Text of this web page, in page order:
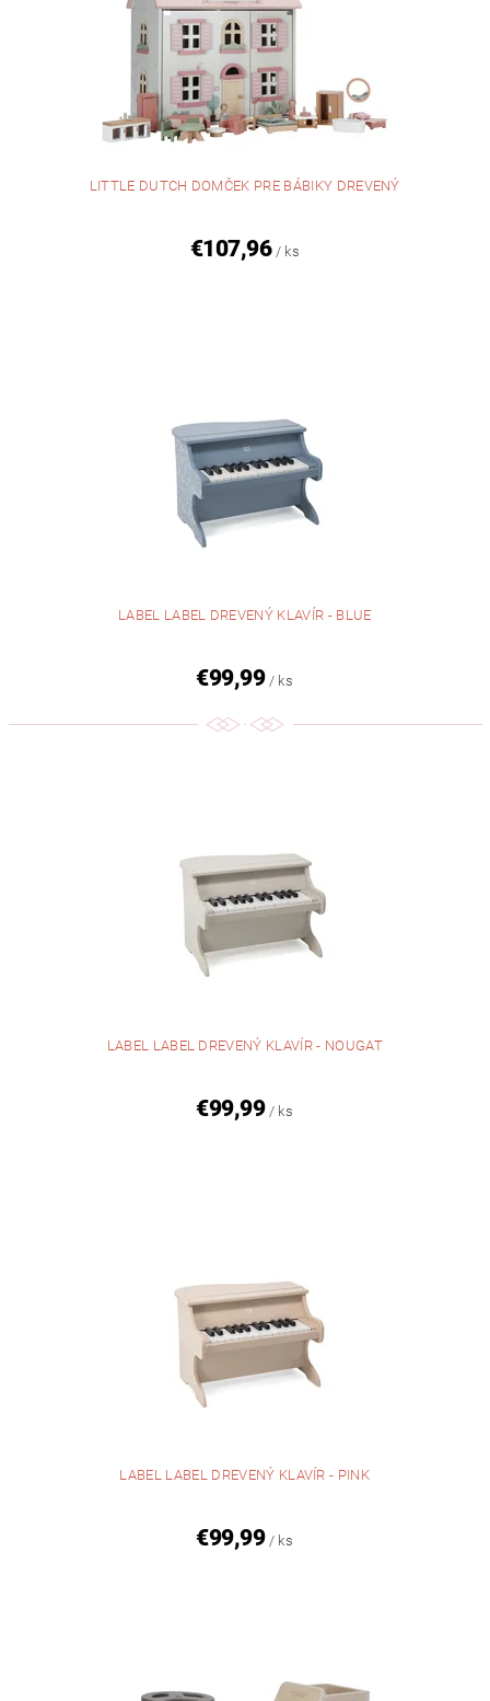
LITTLE DUTCH DOMČEK PRE BÁBIKY DREVENÝ
€107,96 / ks
LABEL LABEL DREVENÝ KLAVÍR - BLUE
€99,99 / ks
LABEL LABEL DREVENÝ KLAVÍR - NOUGAT
€99,99 / ks
LABEL LABEL DREVENÝ KLAVÍR - PINK
€99,99 / ks